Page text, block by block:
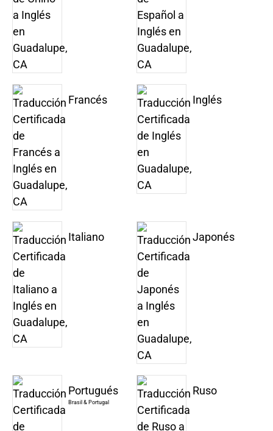
Francés Inglés
Italiano Japonés
Portugués
Brasil & Portugal
Ruso